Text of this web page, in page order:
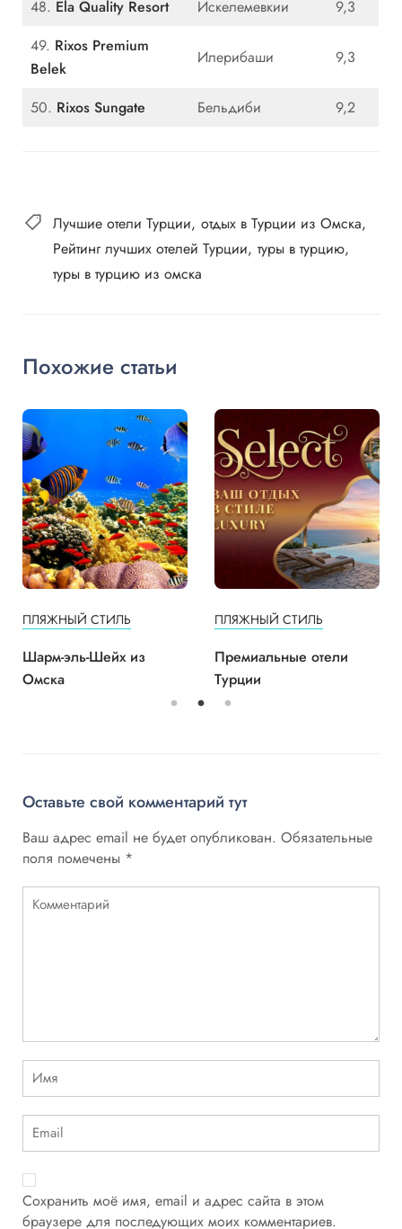
48. Ela Quality Resort Искелемевкии
9,3
49. Rixos Premium
Belek
Илерибаши 9,3
50. Rixos Sungate Бельдиби 9,2
Лучшие отели Турции отдых в Турции из Омска
Рейтинг лучших отелей Турции туры в турцию
туры в турцию из омска
Похожие статьи
ПЛЯЖНЫЙ СТИЛЬ
Шарм-эль-Шейх из
Омска
ПЛЯЖНЫЙ СТИЛЬ
Премиальные отели
Турции
Оставьте свой комментарий тут
Ваш адрес email не будет опубликован. Обязательные
поля помечены *
Сохранить моё имя, email и адрес сайта в этом
браузере для последующих моих комментариев.